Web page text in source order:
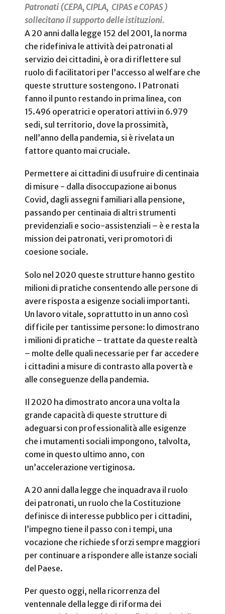
Patronati (CEPA, CIPLA, CIPAS e COPAS )
sollecitano il supporto delle istituzioni.
A 20 anni dalla legge 152 del 2001, la norma
che ridefiniva le attività dei patronati al
servizio dei cittadini, è ora di riflettere sul
ruolo di facilitatori per l’accesso al welfare che
queste strutture sostengono. I Patronati
fanno il punto restando in prima linea, con
15.496 operatrici e operatori attivi in 6.979
sedi, sul territorio, dove la prossimità,
nell’anno della pandemia, si è rivelata un
fattore quanto mai cruciale.
Permettere ai cittadini di usufruire di centinaia
di misure - dalla disoccupazione ai bonus
Covid, dagli assegni familiari alla pensione,
passando per centinaia di altri strumenti
previdenziali e socio-assistenziali – è e resta la
mission dei patronati, veri promotori di
coesione sociale.
Solo nel 2020 queste strutture hanno gestito
milioni di pratiche consentendo alle persone di
avere risposta a esigenze sociali importanti.
Un lavoro vitale, soprattutto in un anno così
difficile per tantissime persone: lo dimostrano
i milioni di pratiche – trattate da queste realtà
– molte delle quali necessarie per far accedere
i cittadini a misure di contrasto alla povertà e
alle conseguenze della pandemia.
Il 2020 ha dimostrato ancora una volta la
grande capacità di queste strutture di
adeguarsi con professionalità alle esigenze
che i mutamenti sociali impongono, talvolta,
come in questo ultimo anno, con
un’accelerazione vertiginosa.
A 20 anni dalla legge che inquadrava il ruolo
dei patronati, un ruolo che la Costituzione
definisce di interesse pubblico per i cittadini,
l’impegno tiene il passo con i tempi, una
vocazione che richiede sforzi sempre maggiori
per continuare a rispondere alle istanze sociali
del Paese.
Per questo oggi, nella ricorrenza del
ventennale della legge di riforma dei